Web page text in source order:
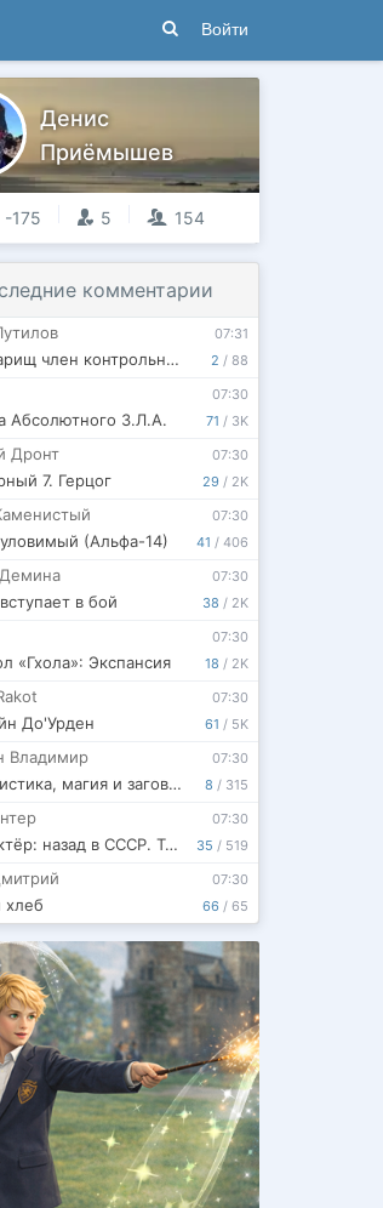
Войти
Денис
Приёмышев
-175 5 154
комментарии
2 / 88
07:31
Да, товарищ член контрольной группы.
71 / 3K
07:30
Абсолютного З.Л.А.
29 / 2K
07:30
Дронт
7. Герцог
41 / 406
07:30
(Альфа-14)
38 / 2K
07:30
в бой
18 / 2K
07:30
«Гхола»: Экспансия
61 / 5K
07:30
До'Урден
8 / 315
07:30
Владимир
Журналистика, магия и заговор
35 / 519
07:30
Порноактёр: назад в СССР. Том 2. БОКСЁР
66 / 65
07:30
хлеб